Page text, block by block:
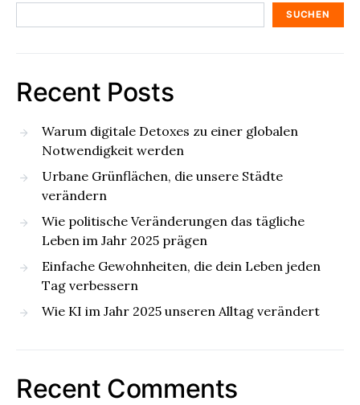
SUCHEN
Recent Posts
Warum digitale Detoxes zu einer globalen
Notwendigkeit werden
Urbane Grünflächen, die unsere Städte
verändern
Wie politische Veränderungen das tägliche
Leben im Jahr 2025 prägen
Einfache Gewohnheiten, die dein Leben jeden
Tag verbessern
Wie KI im Jahr 2025 unseren Alltag verändert
Recent Comments